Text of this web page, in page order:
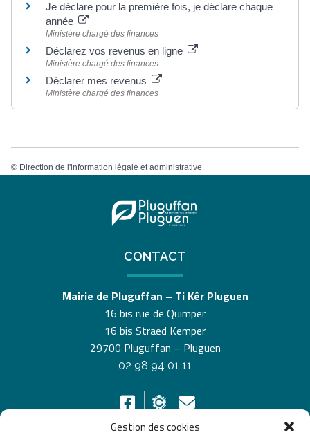
Gestion des cookies
Je déclare pour la première fois, je déclare chaque
année
Ministère chargé des finances
Déclarez vos revenus en ligne
Ministère chargé des finances
Déclarer mes revenus
Ministère chargé des finances
© Direction de l'information légale et administrative
CONTACT
Mairie de Pluguffan – Ti Kêr Pluguen
16 bis rue de Quimper
16 bis Straed Kemper
29700 Pluguffan – Pluguen
02 98 94 01 11